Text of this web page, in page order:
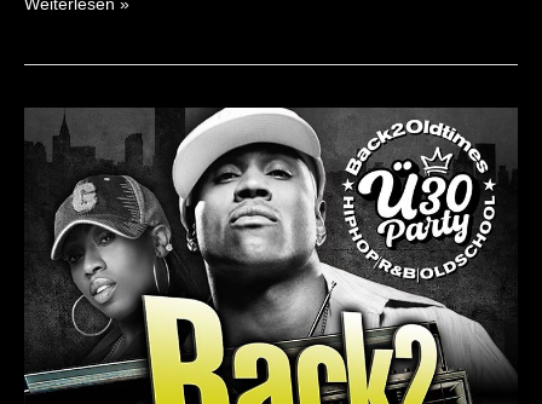
BACK2OLDSCHOOL
31/08/24